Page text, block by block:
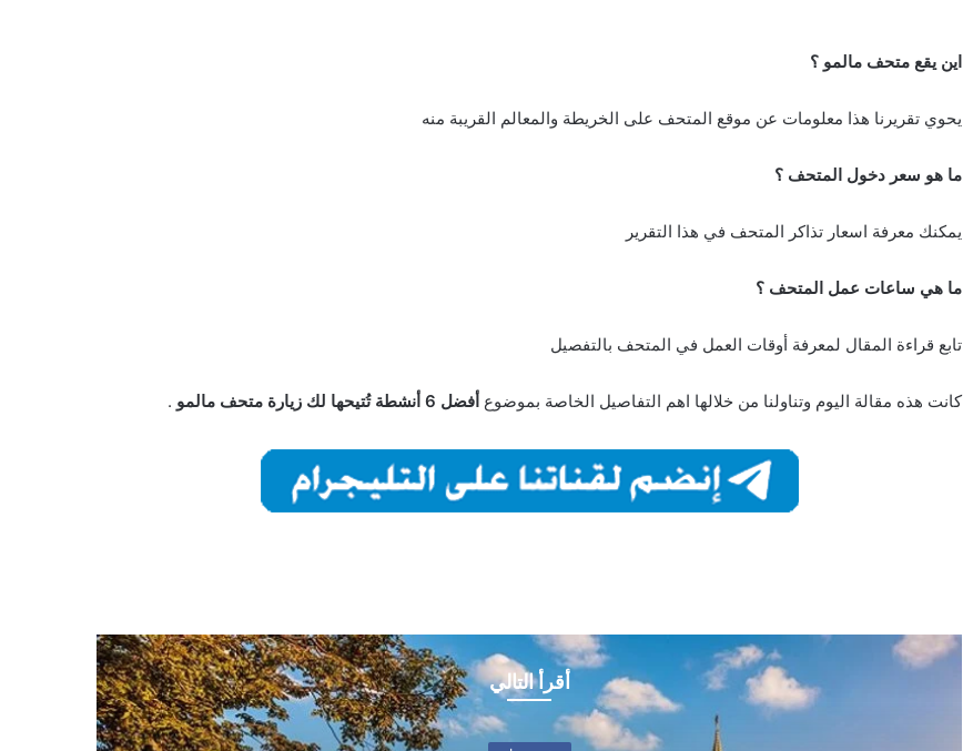
اين يقع متحف مالمو ؟
يحوي تقريرنا هذا معلومات عن موقع المتحف على الخريطة والمعالم القريبة منه
ما هو سعر دخول المتحف ؟
يمكنك معرفة اسعار تذاكر المتحف في هذا التقرير
ما هي ساعات عمل المتحف ؟
تابع قراءة المقال لمعرفة أوقات العمل في المتحف بالتفصيل
كانت هذه مقالة اليوم وتناولنا من خلالها اهم التفاصيل الخاصة بموضوع أفضل 6 أنشطة تُتيحها لك زيارة متحف مالمو .
أقرأ التالي